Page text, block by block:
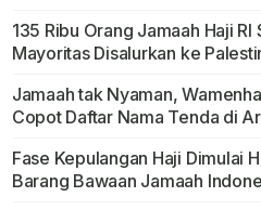
135 Ribu Orang Jamaah Haji
Mayoritas Disalurkan ke
Jamaah tak Nyaman,
Copot Daftar Nama Tenda di
Fase Kepulangan Haji Dimulai
Barang Bawaan Jamaah